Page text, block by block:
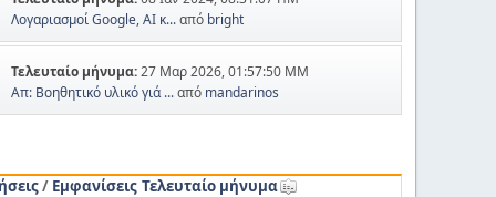
Λογαριασμοί Google, AI κ...από bright
Τελευταίο μήνυμα:27 Μαρ 2026, 01:57:50 ΜΜ
Απ: Βοηθητικό υλικό γιά ...από mandarinos
/ Εμφανίσεις Τελευταίο μήνυμα